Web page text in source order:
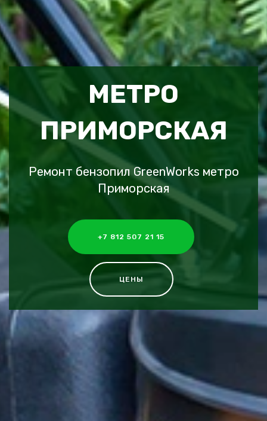
МЕТРО
ПРИМОРСКАЯ
Ремонт бензопил GreenWorks метро
Приморская
+7 812 507 21 15
ЦЕНЫ